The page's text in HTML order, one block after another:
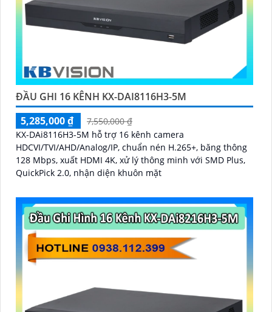
ĐẦU GHI 16 KÊNH KX-DAI8116H3-5M
5,285,000 ₫
7,550,000 ₫
KX-DAi8116H3-5M hỗ trợ 16 kênh camera
HDCVI/TVI/AHD/Analog/IP, chuẩn nén H.265+, băng thông
128 Mbps, xuất HDMI 4K, xử lý thông minh với SMD Plus,
QuickPick 2.0, nhận diện khuôn mặt